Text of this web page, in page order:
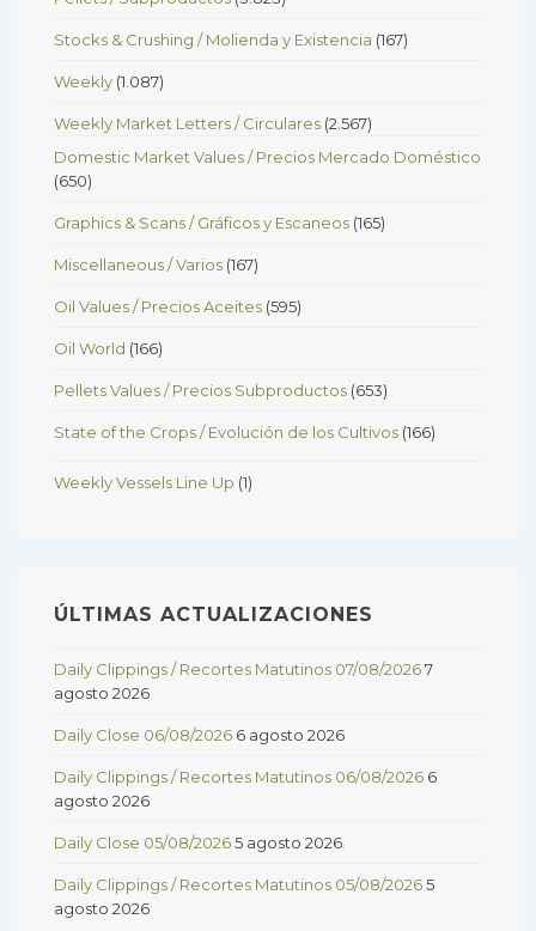
Stocks & Crushing / Molienda y Existencia (167)
Weekly (1.087)
Weekly Market Letters / Circulares (2.567)
Domestic Market Values / Precios Mercado Doméstico
(650)
Graphics & Scans / Gráficos y Escaneos (165)
Miscellaneous / Varios (167)
Oil Values / Precios Aceites (595)
Oil World (166)
Pellets Values / Precios Subproductos (653)
State of the Crops / Evolución de los Cultivos (166)
Weekly Vessels Line Up (1)
ÚLTIMAS ACTUALIZACIONES
Daily Clippings / Recortes Matutinos 07/08/20267
agosto 2026
Daily Close 06/08/2026 6 agosto 2026
Daily Clippings / Recortes Matutinos 06/08/2026 6
agosto 2026
Daily Close 05/08/20265 agosto 2026
Daily Clippings / Recortes Matutinos 05/08/20265
agosto 2026